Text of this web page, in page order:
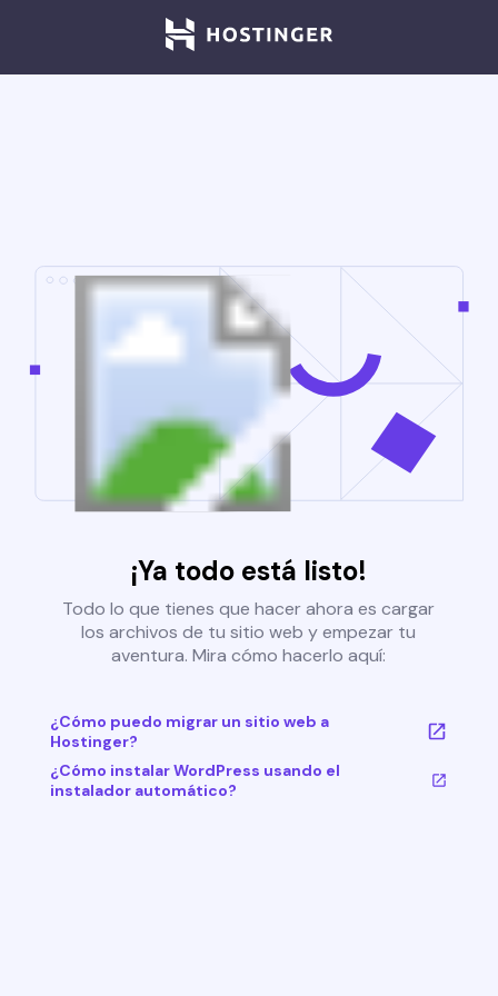
¡Ya todo está listo!
Todo lo que tienes que hacer ahora es cargar
los archivos de tu sitio web y empezar tu
aventura. Mira cómo hacerlo aquí:
¿Cómo puedo migrar un sitio web a
Hostinger?
¿Cómo instalar WordPress usando el
instalador automático?